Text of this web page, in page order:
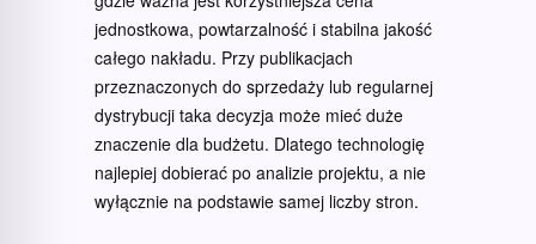
jednostkowa, powtarzalność i stabilna jakość
całego nakładu. Przy publikacjach
przeznaczonych do sprzedaży lub regularnej
dystrybucji taka decyzja może mieć duże
znaczenie dla budżetu. Dlatego technologię
najlepiej dobierać po analizie projektu, a nie
wyłącznie na podstawie samej liczby stron.